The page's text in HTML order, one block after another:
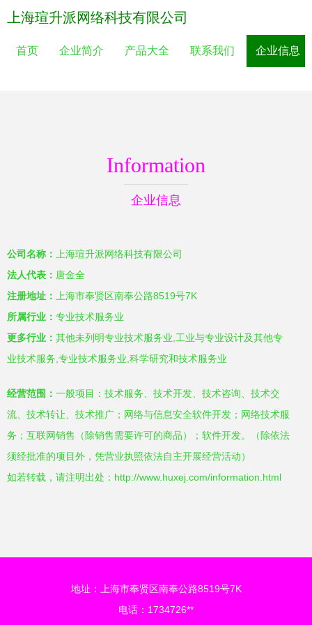
上海瑄升派网络科技有限公司
首页 企业简介 产品大全 联系我们 企业信息
Information
企业信息
公司名称：
上海瑄升派网络科技有限公司
法人代表： 唐金全
注册地址：
上海市奉贤区南奉公路8519号7K
所属行业： 专业技术服务业
更多行业： 其他未列明专业技术服务业,工业与专业设计及其他专
业技术服务,专业技术服务业,科学研究和技术服务业
经营范围： 一般项目：技术服务、技术开发、技术咨询、技术交
流、技术转让、技术推广；网络与信息安全软件开发；网络技术服
务；互联网销售（除销售需要许可的商品）；软件开发。（除依法
须经批准的项目外，凭营业执照依法自主开展经营活动）
如若转载，请注明出处：http://www.huxej.com/information.html
地址：上海市奉贤区南奉公路8519号7K
电话：1734726**